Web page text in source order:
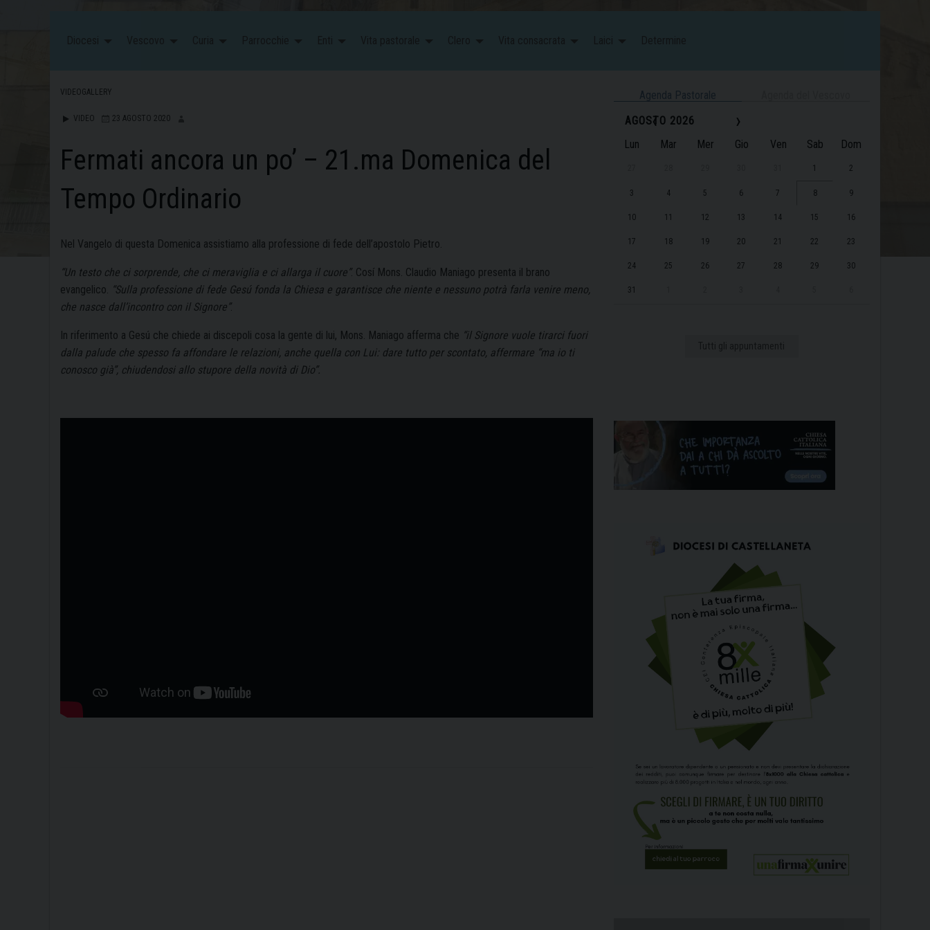
VIDEOGALLERY
VIDEO 23 AGOSTO 2020
Fermati ancora un po’ – 21.ma Domenica del
Tempo Ordinario
Nel Vangelo di questa Domenica assistiamo alla professione di fede dell’apostolo Pietro.
“Un testo che ci sorprende, che ci meraviglia e ci allarga il cuore”. Cosí Mons. Claudio Maniago presenta il brano
evangelico. “Sulla professione di fede Gesú fonda la Chiesa e garantisce che niente e nessuno potrà farla venire meno,
che nasce dall’incontro con il Signore”.
In riferimento a Gesú che chiede ai discepoli cosa la gente di lui, Mons. Maniago afferma che “il Signore vuole tirarci fuori
dalla palude che spesso fa affondare le relazioni, anche quella con Lui: dare tutto per scontato, affermare “ma io ti
conosco già”, chiudendosi allo stupore della novità di Dio”.
Agenda Pastorale
‹
AGOSTO 2026 ›
Lun Mar Mer Gio Ven Sab Dom
1 2
3 4 5 6 7 8 9
10 11 12 13 14 15 16
17 18 19 20 21 22 23
24 25 26 27 28 29 30
31